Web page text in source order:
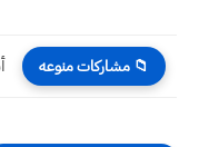
📁 مشاركات منوعه